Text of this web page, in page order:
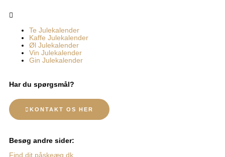
Menu
Te Julekalender
Kaffe Julekalender
Øl Julekalender
Vin Julekalender
Gin Julekalender
Har du spørgsmål?
KONTAKT OS HER
Besøg andre sider:
Find dit påskeæg.dk